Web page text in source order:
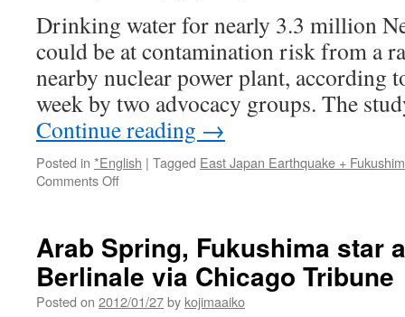
Drinking water for nearly 3.3 million
could be at contamination risk from a
nearby nuclear power plant, according
week by two advocacy groups. The
Continue reading →
Posted in *English | Tagged East Japan Earthquake +
Comments Offon
Fukushima
happened
in
South
Arab Spring, Fukushima star
Berlinale via Chicago Tribune
Posted on 2012/01/27by kojimaaiko